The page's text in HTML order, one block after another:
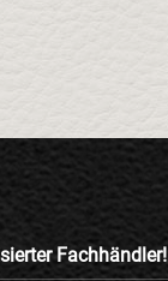
Fachhändler!